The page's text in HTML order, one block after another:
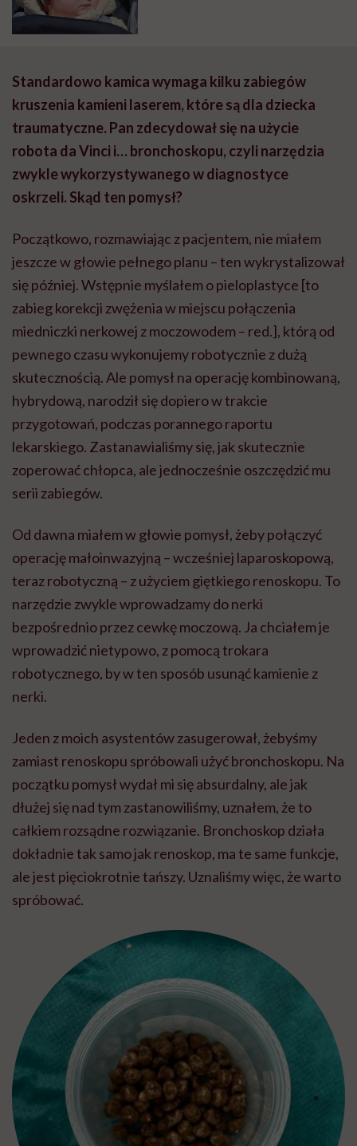
Standardowo kamica wymaga kilku zabiegów
kruszenia kamieni laserem, które są dla dziecka
traumatyczne. Pan zdecydował się na użycie
robota da Vinci i… bronchoskopu, czyli narzędzia
zwykle wykorzystywanego w diagnostyce
oskrzeli. Skąd ten pomysł?
Początkowo, rozmawiając z pacjentem, nie miałem
jeszcze w głowie pełnego planu – ten wykrystalizował
się później. Wstępnie myślałem o pieloplastyce [to
zabieg korekcji zwężenia w miejscu połączenia
miedniczki nerkowej z moczowodem – red.], którą od
pewnego czasu wykonujemy robotycznie z dużą
skutecznością. Ale pomysł na operację kombinowaną,
hybrydową, narodził się dopiero w trakcie
przygotowań, podczas porannego raportu
lekarskiego. Zastanawialiśmy się, jak skutecznie
zoperować chłopca, ale jednocześnie oszczędzić mu
serii zabiegów.
Od dawna miałem w głowie pomysł, żeby połączyć
operację małoinwazyjną – wcześniej laparoskopową,
teraz robotyczną – z użyciem giętkiego renoskopu. To
narzędzie zwykle wprowadzamy do nerki
bezpośrednio przez cewkę moczową. Ja chciałem je
wprowadzić nietypowo, z pomocą trokara
robotycznego, by w ten sposób usunąć kamienie z
nerki.
Jeden z moich asystentów zasugerował, żebyśmy
zamiast renoskopu spróbowali użyć bronchoskopu. Na
początku pomysł wydał mi się absurdalny, ale jak
dłużej się nad tym zastanowiliśmy, uznałem, że to
całkiem rozsądne rozwiązanie. Bronchoskop działa
dokładnie tak samo jak renoskop, ma te same funkcje,
ale jest pięciokrotnie tańszy. Uznaliśmy więc, że warto
spróbować.